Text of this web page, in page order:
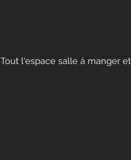
Tout l'espace salle à manger